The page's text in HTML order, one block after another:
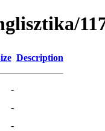
Description
-
-
-